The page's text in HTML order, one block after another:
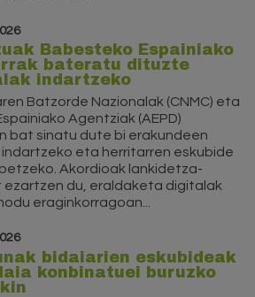
Babesteko Espainiako
bateratu dituzte
indartzeko
Batzorde Nazionalak (CNMC) eta
Agentziak (AEPD)
bat sinatu dute bi erakundeen
eta herritarren eskubide
Akordioak lankidetza-
ezartzen du, eraldaketa digitalak
eraginkorragoan...
bidaiarien eskubideak
konbinatuei buruzko